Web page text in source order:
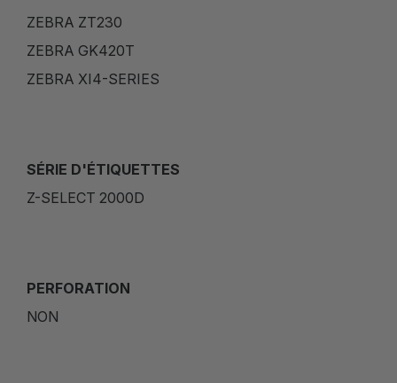
ZEBRA ZT230
ZEBRA GK420T
ZEBRA XI4-SERIES
SÉRIE D'ÉTIQUETTES
Z-SELECT 2000D
PERFORATION
NON